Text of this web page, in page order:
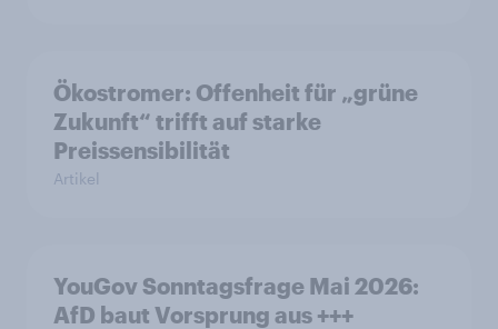
Ökostromer: Offenheit für „grüne
Zukunft“ trifft auf starke
Preissensibilität
Artikel
YouGov Sonntagsfrage Mai 2026:
AfD baut Vorsprung aus +++